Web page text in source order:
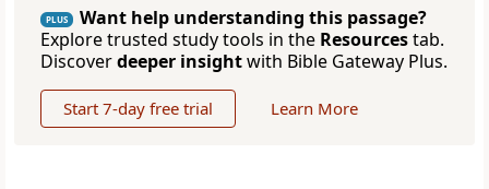
PLUS
Want help understanding this passage?
Explore trusted study tools in the Resourcestab.
Discoverdeeper insightwith Bible Gateway Plus.
Start 7-day free trial Learn More